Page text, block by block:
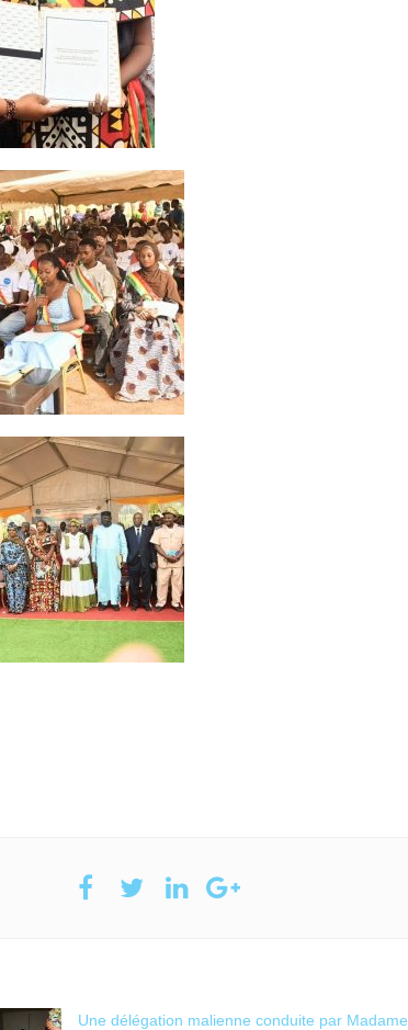
Une délégation malienne conduite par Madame